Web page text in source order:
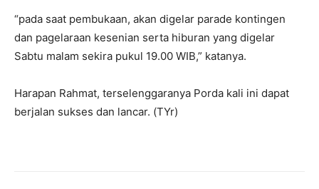
“pada saat pembukaan, akan digelar parade kontingen
dan pagelaraan kesenian serta hiburan yang digelar
Sabtu malam sekira pukul 19.00 WIB,” katanya.
Harapan Rahmat, terselenggaranya Porda kali ini dapat
berjalan sukses dan lancar. (TYr)